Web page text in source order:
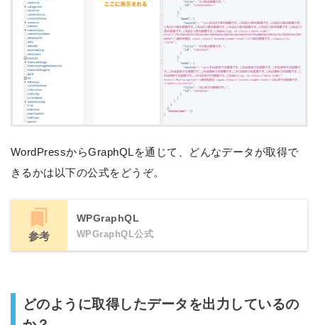
WordPressからGraphQLを通じて、どんなデータが取得で
きるかは以下の公式をどうぞ。
参考
WPGraphQL
WPGraphQL公式
どのように取得したデータを出力しているの